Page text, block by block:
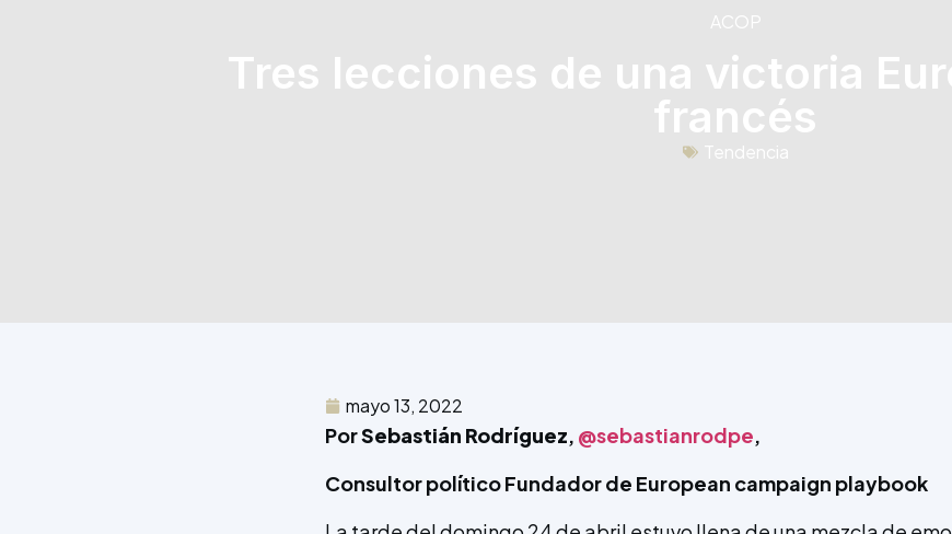
ACOP
Tres lecciones de una victoria
francés
Tendencia
mayo 13, 2022
PorSebastián Rodríguez, @sebastianrodpe,
Consultor político Fundador de European campaign playbook